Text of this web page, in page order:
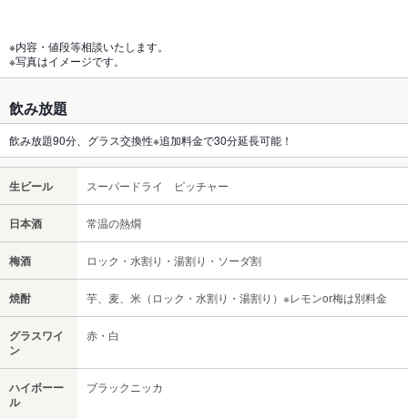
※内容・値段等相談いたします。
※写真はイメージです。
飲み放題
飲み放題90分、グラス交換性※追加料金で30分延長可能！
生ビール スーパードライ ピッチャー
日本酒 常温の熱燗
梅酒 ロック・水割り・湯割り・ソーダ割
焼酎 芋、麦、米（ロック・水割り・湯割り）※レモンor梅は別料金
グラスワイ
ン
赤・白
ハイボーー
ル
ブラックニッカ